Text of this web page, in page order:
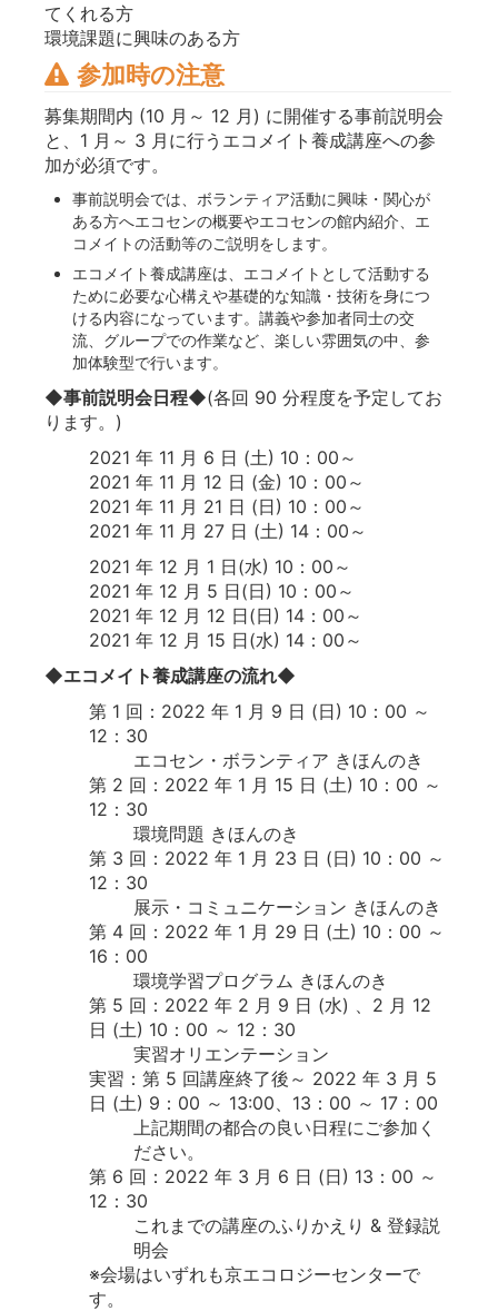
てくれる方
環境課題に興味のある方
参加時の注意
募集期間内 (10 月～ 12 月) に開催する事前説明会
と、1 月～ 3 月に行うエコメイト養成講座への参
加が必須です。
事前説明会では、ボランティア活動に興味・関心が
ある方へエコセンの概要やエコセンの館内紹介、エ
コメイトの活動等のご説明をします。
エコメイト養成講座は、エコメイトとして活動する
ために必要な心構えや基礎的な知識・技術を身につ
ける内容になっています。講義や参加者同士の交
流、グループでの作業など、楽しい雰囲気の中、参
加体験型で行います。
◆事前説明会日程◆(各回 90 分程度を予定してお
ります。)
2021 年 11 月 6 日 (土) 10：00～
2021 年 11 月 12 日 (金) 10：00～
2021 年 11 月 21 日 (日) 10：00～
2021 年 11 月 27 日 (土) 14：00～
2021 年 12 月 1 日(水) 10：00～
2021 年 12 月 5 日(日) 10：00～
2021 年 12 月 12 日(日) 14：00～
2021 年 12 月 15 日(水) 14：00～
◆エコメイト養成講座の流れ◆
第 1 回：2022 年 1 月 9 日 (日) 10：00 ～
12：30
エコセン・ボランティア きほんのき
第 2 回：2022 年 1 月 15 日 (土) 10：00 ～
12：30
環境問題 きほんのき
第 3 回：2022 年 1 月 23 日 (日) 10：00 ～
12：30
展示・コミュニケーション きほんのき
第 4 回：2022 年 1 月 29 日 (土) 10：00 ～
16：00
環境学習プログラム きほんのき
第 5 回：2022 年 2 月 9 日 (水) 、2 月 12
日 (土) 10：00 ～ 12：30
実習オリエンテーション
実習：第 5 回講座終了後～ 2022 年 3 月 5
日 (土) 9：00 ～ 13:00、13：00 ～ 17：00
上記期間の都合の良い日程にご参加く
ださい。
第 6 回：2022 年 3 月 6 日 (日) 13：00 ～
12：30
これまでの講座のふりかえり & 登録説
明会
※会場はいずれも京エコロジーセンターで
す。